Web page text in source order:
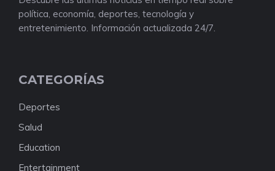
política, economía, deportes, tecnología y
entretenimiento. Información actualizada 24/7.
CATEGORÍAS
Deportes
Salud
Education
Entertainment